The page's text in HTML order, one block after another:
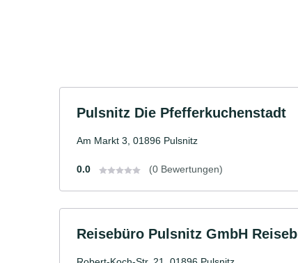
Pulsnitz Die Pfefferkuchenstadt
Am Markt 3, 01896 Pulsnitz
0.0 (0 Bewertungen)
Reisebüro Pulsnitz GmbH